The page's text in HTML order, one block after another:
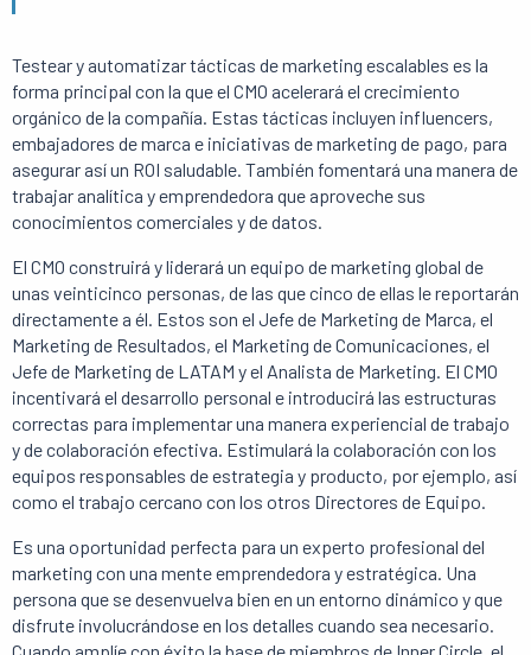
Testear y automatizar tácticas de marketing escalables es la
forma principal con la que el CMO acelerará el crecimiento
orgánico de la compañía. Estas tácticas incluyen influencers,
embajadores de marca e iniciativas de marketing de pago, para
asegurar así un ROI saludable. También fomentará una manera de
trabajar analítica y emprendedora que aproveche sus
conocimientos comerciales y de datos.
El CMO construirá y liderará un equipo de marketing global de
unas veinticinco personas, de las que cinco de ellas le reportarán
directamente a él. Estos son el Jefe de Marketing de Marca, el
Marketing de Resultados, el Marketing de Comunicaciones, el
Jefe de Marketing de LATAM y el Analista de Marketing. El CMO
incentivará el desarrollo personal e introducirá las estructuras
correctas para implementar una manera experiencial de trabajo
y de colaboración efectiva. Estimulará la colaboración con los
equipos responsables de estrategia y producto, por ejemplo, así
como el trabajo cercano con los otros Directores de Equipo.
Es una oportunidad perfecta para un experto profesional del
marketing con una mente emprendedora y estratégica. Una
persona que se desenvuelva bien en un entorno dinámico y que
disfrute involucrándose en los detalles cuando sea necesario.